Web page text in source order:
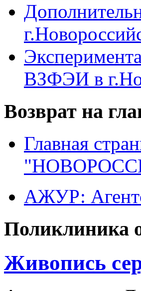
ВЗФЭИ в
Возврат на
Главная
АЖУР:
Поликлиника
Живопись